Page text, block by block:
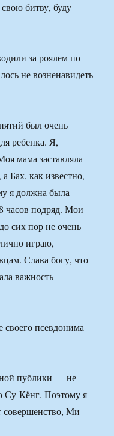
битву, буду
за роялем по
не возненавидеть
был очень
ребенка. Я,
мама заставляла
Бах, как известно,
я должна была
часов подряд. Мои
сих пор не очень
играю,
Слава богу, что
важность
псевдонима
публики — не
Су-Кёнг. Поэтому я
совершенство, Ми —